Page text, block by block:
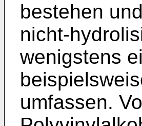
bestehen
nicht-
wenigstens
umfassen.